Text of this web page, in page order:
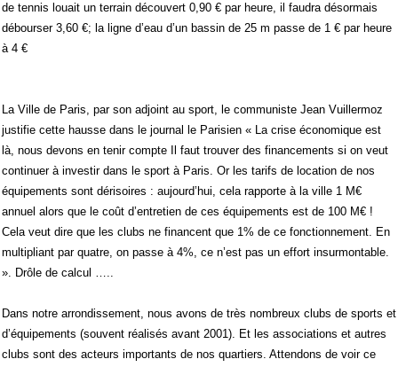
de tennis louait un terrain découvert 0,90 € par heure, il faudra désormais
débourser 3,60 €; la ligne d’eau d’un bassin de 25 m passe de 1 € par heure
à 4 €
La Ville de Paris, par son adjoint au sport, le communiste Jean Vuillermoz
justifie cette hausse dans le journal le Parisien « La crise économique est
là, nous devons en tenir compte Il faut trouver des financements si on veut
continuer à investir dans le sport à Paris. Or les tarifs de location de nos
équipements sont dérisoires : aujourd’hui, cela rapporte à la ville 1 M€
annuel alors que le coût d’entretien de ces équipements est de 100 M€ !
Cela veut dire que les clubs ne financent que 1% de ce fonctionnement. En
multipliant par quatre, on passe à 4%, ce n’est pas un effort insurmontable.
». Drôle de calcul …..
Dans notre arrondissement, nous avons de très nombreux clubs de sports et
d’équipements (souvent réalisés avant 2001). Et les associations et autres
clubs sont des acteurs importants de nos quartiers. Attendons de voir ce